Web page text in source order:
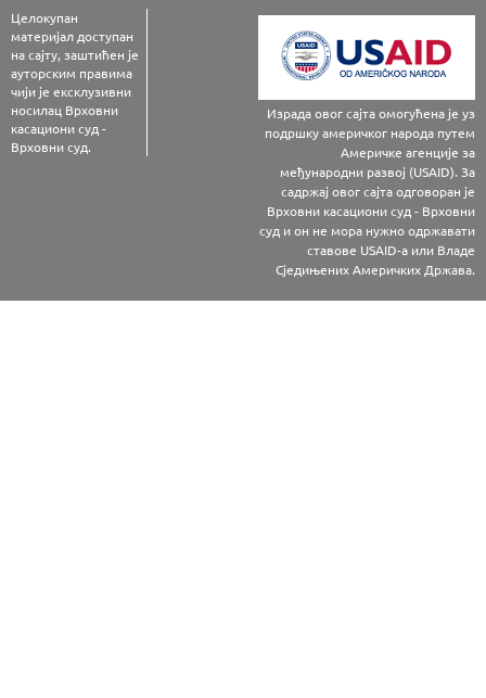
Целокупан
материјал доступан
на сајту, заштићен је
ауторским правима
чији је ексклузивни
носилац Врховни
касациони суд -
Врховни суд.
Израда овог сајта омогућена је уз
подршку америчког народа путем
Америчке агенције за
међународни развој (USAID). За
садржај овог сајта одговоран је
Врховни касациони суд - Врховни
суд и он не мора нужно одржавати
ставове USAID-а или Владе
Сједињених Америчких Држава.